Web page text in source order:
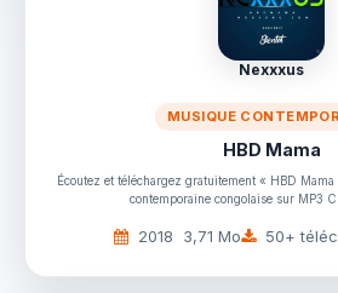
Nexxxus
MUSIQUE
HBD Mama
Écoutez et téléchargez gratuitement « HBD
contemporaine congolaise sur MP3
2018 3,71 Mo 50+